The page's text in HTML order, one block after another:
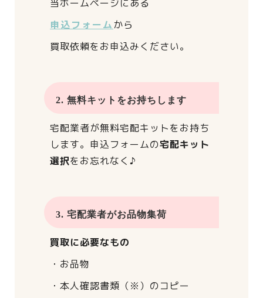
当ホームページにある
申込フォームから
買取依頼をお申込みください。
2. 無料キットをお持ちします
宅配業者が無料宅配キットをお持ち
します。 申込フォームの宅配キット
選択をお忘れなく♪
3. 宅配業者がお品物集荷
買取に必要なもの
・お品物
・本人確認書類（※）のコピー